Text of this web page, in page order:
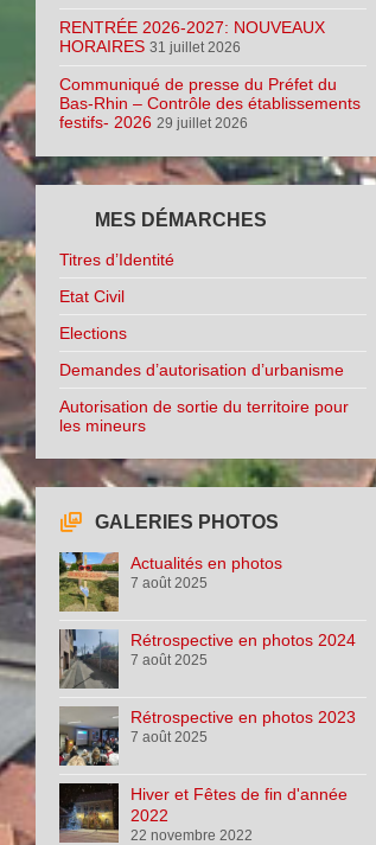
RENTRÉE 2026-2027: NOUVEAUX
HORAIRES 31 juillet 2026
Communiqué de presse du Préfet du
Bas-Rhin – Contrôle des établissements
festifs- 2026 29 juillet 2026
MES DÉMARCHES
Titres d’Identité
Etat Civil
Elections
Demandes d’autorisation d’urbanisme
Autorisation de sortie du territoire pour
les mineurs
GALERIES PHOTOS
Actualités en photos
7 août 2025
Rétrospective en photos 2024
7 août 2025
Rétrospective en photos 2023
7 août 2025
Hiver et Fêtes de fin d'année
2022
22 novembre 2022